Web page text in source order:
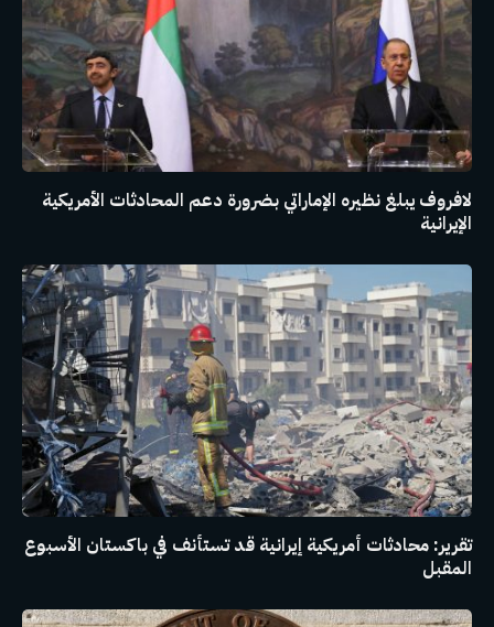
لافروف يبلغ نظيره الإماراتي بضرورة دعم المحادثات الأمريكية
الإيرانية
تقرير: محادثات أمريكية إيرانية قد تستأنف في باكستان الأسبوع
المقبل